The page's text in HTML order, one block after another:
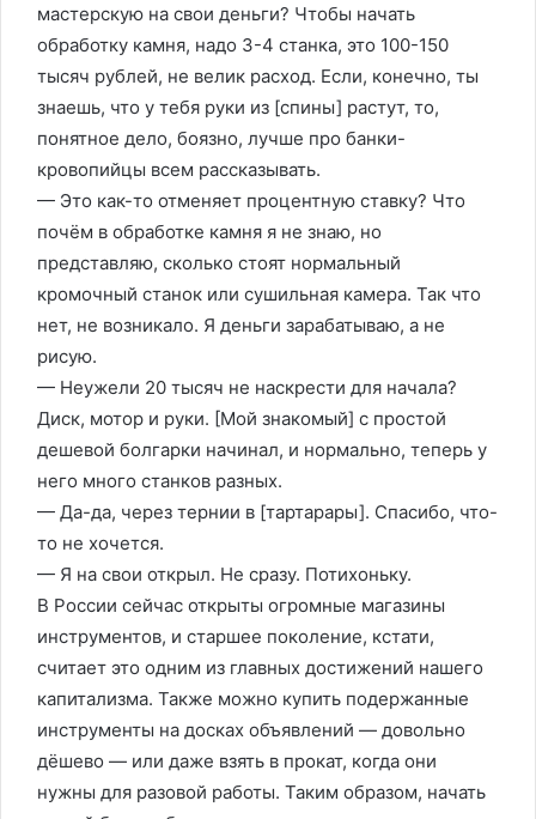
мастерскую на свои деньги? Чтобы начать
обработку камня, надо 3-4 станка, это 100-150
тысяч рублей, не велик расход. Если, конечно, ты
знаешь, что у тебя руки из [спины] растут, то,
понятное дело, боязно, лучше про банки-
кровопийцы всем рассказывать.
— Это как-то отменяет процентную ставку? Что
почём в обработке камня я не знаю, но
представляю, сколько стоят нормальный
кромочный станок или сушильная камера. Так что
нет, не возникало. Я деньги зарабатываю, а не
рисую.
— Неужели 20 тысяч не наскрести для начала?
Диск, мотор и руки. [Мой знакомый] с простой
дешевой болгарки начинал, и нормально, теперь у
него много станков разных.
— Да-да, через тернии в [тартарары]. Спасибо, что-
то не хочется.
— Я на свои открыл. Не сразу. Потихоньку.
В России сейчас открыты огромные магазины
инструментов, и старшее поколение, кстати,
считает это одним из главных достижений нашего
капитализма. Также можно купить подержанные
инструменты на досках объявлений — довольно
дёшево — или даже взять в прокат, когда они
нужны для разовой работы. Таким образом, начать